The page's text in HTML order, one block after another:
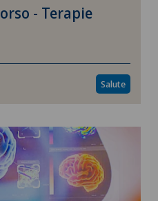
- Terapie
Salute